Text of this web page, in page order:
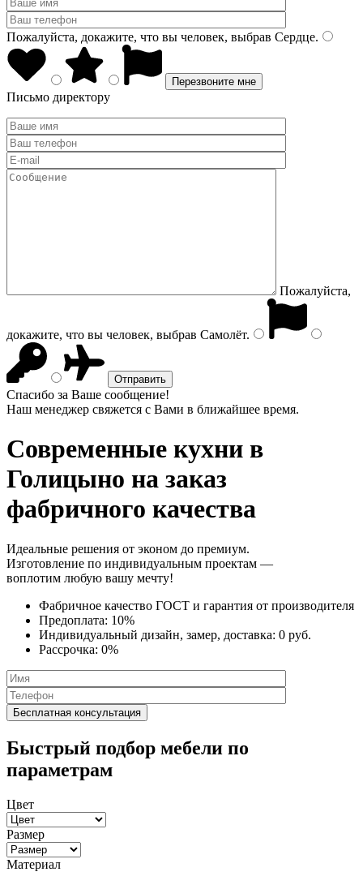
Пожалуйста, докажите, что вы человек, выбрав Сердце.
Письмо директору
Пожалуйста,
докажите, что вы человек, выбрав Самолёт.
Спасибо за Ваше сообщение!
Наш менеджер свяжется с Вами в ближайшее время.
Современные кухни в
Голицыно на заказ
фабричного качества
Идеальные решения от эконом до премиум.
Изготовление по индивидуальным проектам —
воплотим любую вашу мечту!
Фабричное качество ГОСТ и гарантия от производителя
Предоплата: 10%
Индивидуальный дизайн, замер, доставка: 0 руб.
Рассрочка: 0%
Быстрый подбор мебели по
параметрам
Цвет
Размер
Материал